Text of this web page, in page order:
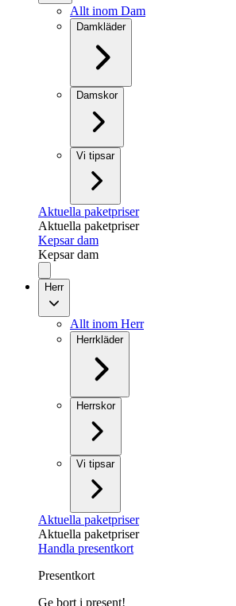
Allt inom Dam
Damkläder
Damskor
Vi tipsar
Aktuella paketpriser
Aktuella paketpriser
Kepsar dam
Kepsar dam
Herr
Allt inom Herr
Herrkläder
Herrskor
Vi tipsar
Aktuella paketpriser
Aktuella paketpriser
Handla presentkort
Presentkort
Ge bort i present!